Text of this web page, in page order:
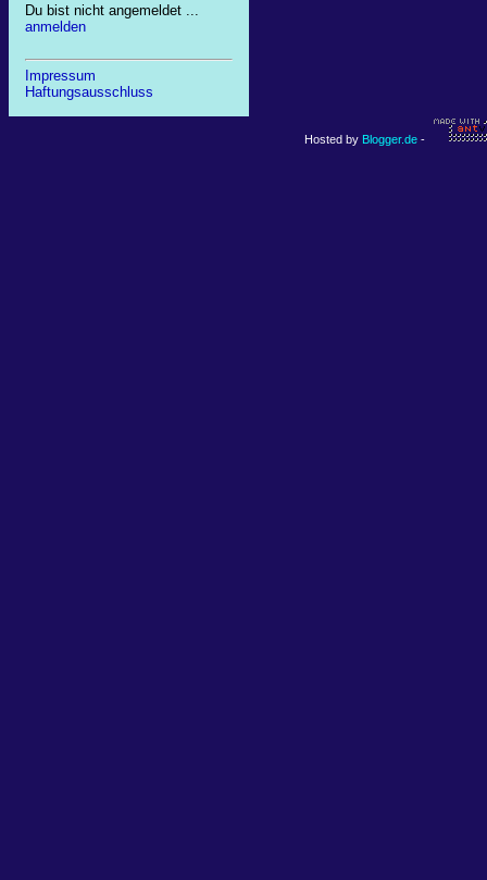
Du bist nicht angemeldet ...
anmelden
Impressum
Haftungsausschluss
Hosted by Blogger.de -